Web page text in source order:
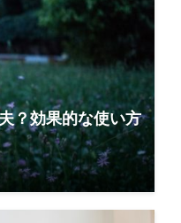
？効果的な使い方